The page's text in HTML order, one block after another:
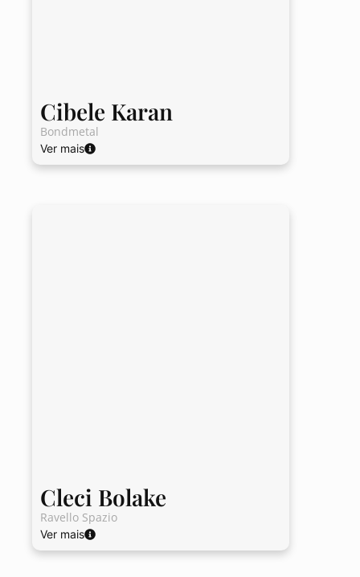
Cibele Karan
Bondmetal
Ver mais
Cleci Bolake
Ravello Spazio
Ver mais